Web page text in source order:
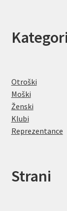
Otroški
Moški
Ženski
Klubi
Reprezentance
Strani